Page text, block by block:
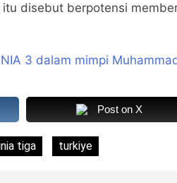
disebut berpotensi
3 dalam mimpi
Post on X
tiga turkiye